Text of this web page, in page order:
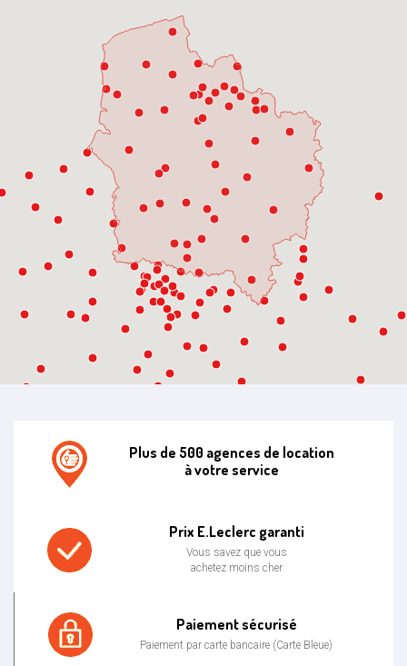
Plus de 500 agences de location
à votre service
Prix E.Leclerc garanti
Vous savez que vous
achetez moins cher
Paiement sécurisé
Paiement par carte bancaire (Carte Bleue)